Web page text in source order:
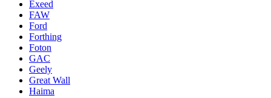
Exeed
FAW
Ford
Forthing
Foton
GAC
Geely
Great Wall
Haima